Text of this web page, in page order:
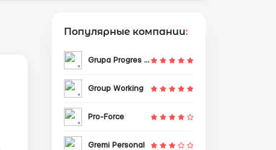
Популярные компании:
Grupa Progres Sp. z o.o.
Group Working
Pro-Force
Gremi Personal